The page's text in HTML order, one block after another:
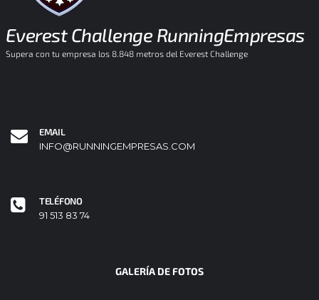
Everest Challenge RunningEmpresas
Supera con tu empresa los 8.848 metros del Everest Challenge
EMAIL
INFO@RUNNINGEMPRESAS.COM
TELÉFONO
91 513 83 74
GALERÍA DE FOTOS